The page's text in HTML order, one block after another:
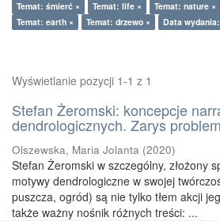
Temat: śmierć × Temat: life × Temat: nature ×
Temat: earth ×
Temat: drzewo × Data
Wyświetlanie pozycji 1-1 z 1
Stefan Żeromski: koncepcje
dendrologicznych. Zarys
Olszewska, Maria Jolanta (2020)
Stefan Żeromski w szczególny, złożony
motywy dendrologiczne w swojej
puszcza, ogród) są nie tylko tłem akcji
także ważny nośnik różnych treści: ...